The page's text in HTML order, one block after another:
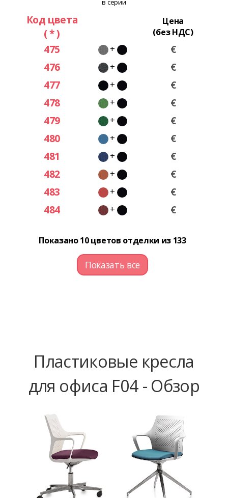
в серии
Код цвета
( * )
Цена
(без НДС)
475 +
€
476
+
€
477
+
€
478
+
€
479
+
€
480
+
€
481
+
€
482
+
€
483
+
€
484
+ €
Показано 10 цветов отделки из 133
Показать все
Пластиковые кресла
для офиса F04 - Обзор